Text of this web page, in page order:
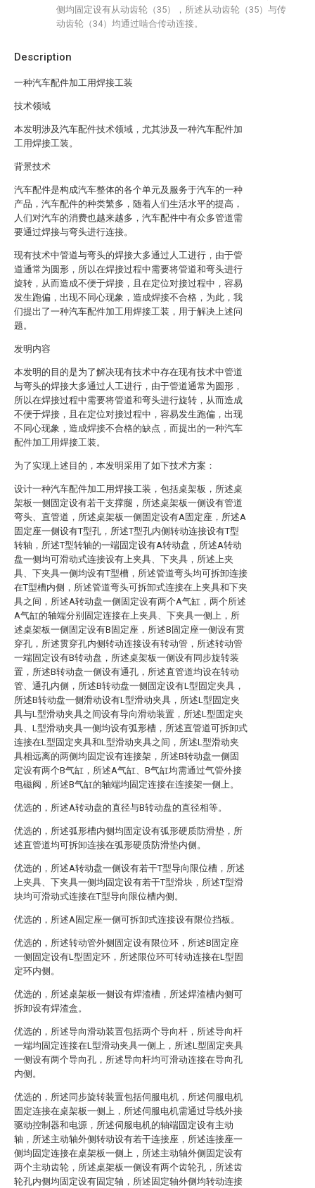
Description
一种汽车配件加工用焊接工装
技术领域
本发明涉及汽车配件技术领域，尤其涉及一种汽车配件加
工用焊接工装。
背景技术
汽车配件是构成汽车整体的各个单元及服务于汽车的一种
产品，汽车配件的种类繁多，随着人们生活水平的提高，
人们对汽车的消费也越来越多，汽车配件中有众多管道需
要通过焊接与弯头进行连接。
现有技术中管道与弯头的焊接大多通过人工进行，由于管
道通常为圆形，所以在焊接过程中需要将管道和弯头进行
旋转，从而造成不便于焊接，且在定位对接过程中，容易
发生跑偏，出现不同心现象，造成焊接不合格，为此，我
们提出了一种汽车配件加工用焊接工装，用于解决上述问
题。
发明内容
本发明的目的是为了解决现有技术中存在现有技术中管道
与弯头的焊接大多通过人工进行，由于管道通常为圆形，
所以在焊接过程中需要将管道和弯头进行旋转，从而造成
不便于焊接，且在定位对接过程中，容易发生跑偏，出现
不同心现象，造成焊接不合格的缺点，而提出的一种汽车
配件加工用焊接工装。
为了实现上述目的，本发明采用了如下技术方案：
设计一种汽车配件加工用焊接工装，包括桌架板，所述桌
架板一侧固定设有若干支撑腿，所述桌架板一侧设有管道
弯头、直管道，所述桌架板一侧固定设有A固定座，所述A
固定座一侧设有T型孔，所述T型孔内侧转动连接设有T型
转轴，所述T型转轴的一端固定设有A转动盘，所述A转动
盘一侧均可滑动式连接设有上夹具、下夹具，所述上夹
具、下夹具一侧均设有T型槽，所述管道弯头均可拆卸连接
在T型槽内侧，所述管道弯头可拆卸式连接在上夹具和下夹
具之间，所述A转动盘一侧固定设有两个A气缸，两个所述
A气缸的轴端分别固定连接在上夹具、下夹具一侧上，所
述桌架板一侧固定设有B固定座，所述B固定座一侧设有贯
穿孔，所述贯穿孔内侧转动连接设有转动管，所述转动管
一端固定设有B转动盘，所述桌架板一侧设有同步旋转装
置，所述B转动盘一侧设有通孔，所述直管道均设在转动
管、通孔内侧，所述B转动盘一侧固定设有L型固定夹具，
所述B转动盘一侧滑动设有L型滑动夹具，所述L型固定夹
具与L型滑动夹具之间设有导向滑动装置，所述L型固定夹
具、L型滑动夹具一侧均设有弧形槽，所述直管道可拆卸式
连接在L型固定夹具和L型滑动夹具之间，所述L型滑动夹
具相远离的两侧均固定设有连接架，所述B转动盘一侧固
定设有两个B气缸，所述A气缸、B气缸均需通过气管外接
电磁阀，所述B气缸的轴端均固定连接在连接架一侧上。
优选的，所述A转动盘的直径与B转动盘的直径相等。
优选的，所述弧形槽内侧均固定设有弧形硬质防滑垫，所
述直管道均可拆卸连接在弧形硬质防滑垫内侧。
优选的，所述A转动盘一侧设有若干T型导向限位槽，所述
上夹具、下夹具一侧均固定设有若干T型滑块，所述T型滑
块均可滑动式连接在T型导向限位槽内侧。
优选的，所述A固定座一侧可拆卸式连接设有限位挡板。
优选的，所述转动管外侧固定设有限位环，所述B固定座
一侧固定设有L型固定环，所述限位环可转动连接在L型固
定环内侧。
优选的，所述桌架板一侧设有焊渣槽，所述焊渣槽内侧可
拆卸设有焊渣盒。
优选的，所述导向滑动装置包括两个导向杆，所述导向杆
一端均固定连接在L型滑动夹具一侧上，所述L型固定夹具
一侧设有两个导向孔，所述导向杆均可滑动连接在导向孔
内侧。
优选的，所述同步旋转装置包括伺服电机，所述伺服电机
固定连接在桌架板一侧上，所述伺服电机需通过导线外接
驱动控制器和电源，所述伺服电机的轴端固定设有主动
轴，所述主动轴外侧转动设有若干连接座，所述连接座一
侧均固定连接在桌架板一侧上，所述主动轴外侧固定设有
两个主动齿轮，所述桌架板一侧设有两个齿轮孔，所述齿
轮孔内侧均固定设有固定轴，所述固定轴外侧均转动连接
侧均固定设有从动齿轮（35），所述从动齿轮（35）与传
动齿轮（34）均通过啮合传动连接。